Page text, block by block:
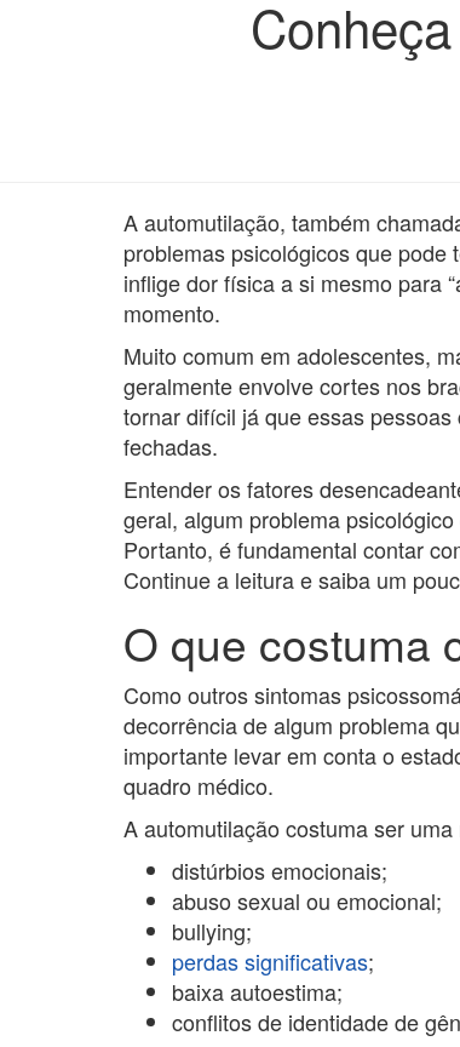
A automutilação, também
problemas psicológicos que
inflige dor física a si mesmo para
momento.
Muito comum em adolescentes,
geralmente envolve cortes nos
tornar difícil já que essas
fechadas.
Entenderos fatores
geral, algum problema
Portanto, é fundamental contar
Continue a leitura e saiba um
O que costuma
Como outros sintomas
decorrência de algum problema
importante levar em conta o
quadro médico.
A automutilação costuma ser
distúrbios emocionais;
abuso sexual ou emocional;
bullying;
perdas significativas;
baixa autoestima;
conflitos de identidade de